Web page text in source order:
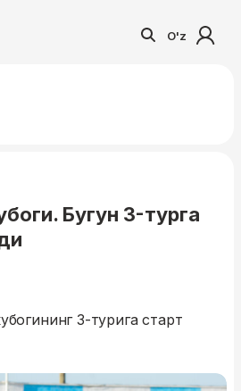
O'z
Бугун 3-турга
3-турига старт